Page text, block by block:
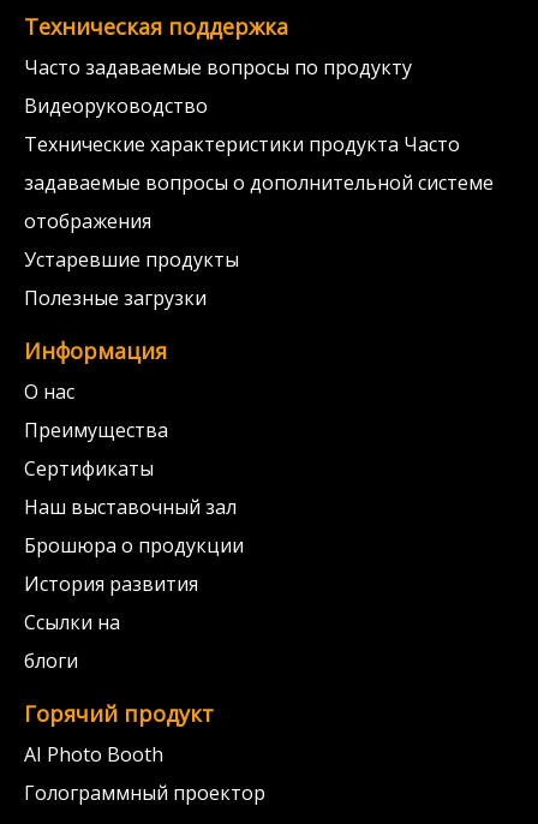
Техническая поддержка
Часто задаваемые вопросы по продукту
Видеоруководство
Технические характеристики продукта Часто
задаваемые вопросы о дополнительной системе
отображения
Устаревшие продукты
Полезные загрузки
Информация
О нас
Преимущества
Сертификаты
Наш выставочный зал
Брошюра о продукции
История развития
Ссылки на
блоги
Горячий продукт
AI Photo Booth
Голограммный проектор